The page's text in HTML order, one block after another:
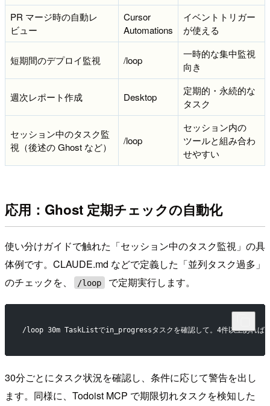
PR マージ時の自動レ
ビュー
Cursor
Automations
イベントトリガー
が使える
短期間のデプロイ監視 /loop
一時的な集中監視
向き
週次レポート作成 Desktop
定期的・永続的な
タスク
セッション中のタスク監
視（後述の Ghost など）
/loop
セッション内の
ツールと組み合わ
せやすい
応用：Ghost 定期チェックの自動化
使い分けガイドで触れた「セッション中のタスク監視」の具
体例です。CLAUDE.md などで定義した「並列タスク過多」
のチェックを、
/loop で定期実行します。
/loop 30m TaskListでin_progressタスクを確認して。4件以上あれば「⚠️
30分ごとにタスク状況を確認し、条件に応じて警告を出し
ます。同様に、Todoist MCP で期限切れタスクを検知した